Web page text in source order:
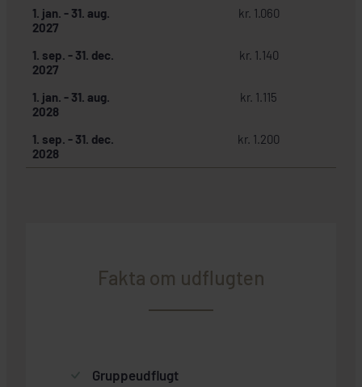
1. jan. - 31. aug.
2027
kr. 1.060
1. sep. - 31. dec.
2027
kr. 1.140
1. jan. - 31. aug.
2028
kr. 1.115
1. sep. - 31. dec.
2028
kr. 1.200
Fakta om udflugten
Gruppeudflugt